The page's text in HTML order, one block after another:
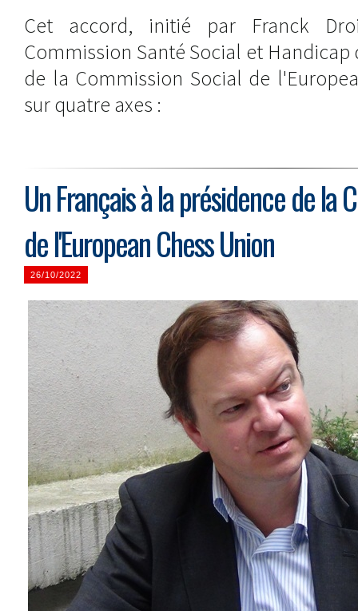
Cet accord, initié par Franck
Commission Santé Social et Handicap
de la Commission Social de
sur quatre axes :
Un Français à la présidence de la
de l'European Chess Union
26/10/2022